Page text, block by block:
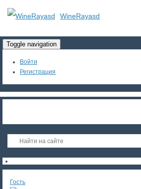
WineRayasd
Toggle navigation
Войти
Регистрация
Гость